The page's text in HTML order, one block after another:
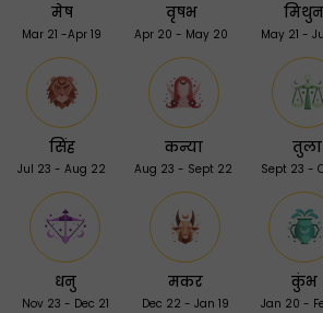
मेष
Mar 21 -Apr 19
वृषभ
Apr 20 - May 20
मिथुन
May 21 -
सिंह
Jul 23 - Aug 22
कन्या
Aug 23 - Sept 22
तुला
Sept 23 -
धनु
Nov 23 - Dec 21
मकर
Dec 22 - Jan 19
कुंभ
Jan 20 -